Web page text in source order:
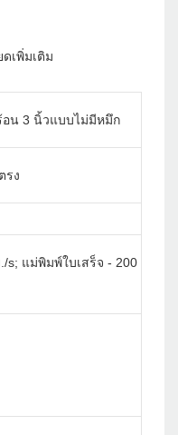
เพิ่มเติม
อน 3 นิ้วแบบไม่มีหมึก
รง
s; แม่พิมพ์ใบเสร็จ - 200